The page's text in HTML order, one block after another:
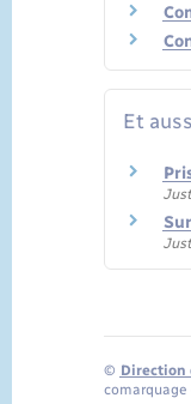
Et
© Direction
comarquage